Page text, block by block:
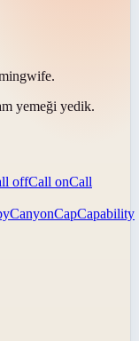
wife.
yemeği yedik.
offCall onCall
CanyonCapCapability